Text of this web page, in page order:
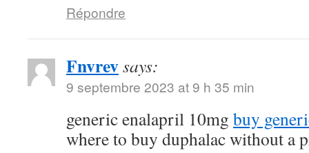
Répondre
Fnvrevsays:
9 septembre 2023 at 9 h 35 min
generic enalapril 10mg buy
where to buy duphalac without a